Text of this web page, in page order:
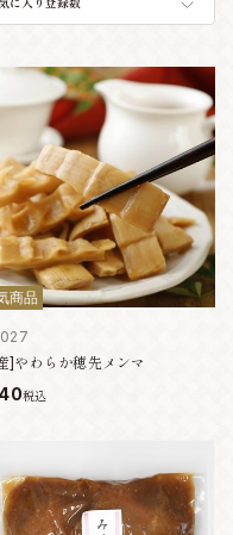
商品
]やわらか穂先メンマ
税込